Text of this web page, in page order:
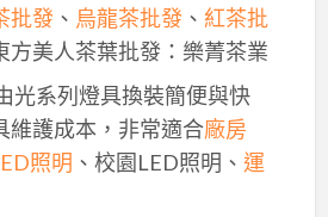
批發、 烏龍茶批發、 紅茶批
方美人茶葉批發：樂菁茶業
光系列燈具換裝簡便與快
維護成本，非常適合廠房
照明 、校園LED照明、 運